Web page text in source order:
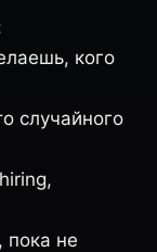
кого
случайного
пока не